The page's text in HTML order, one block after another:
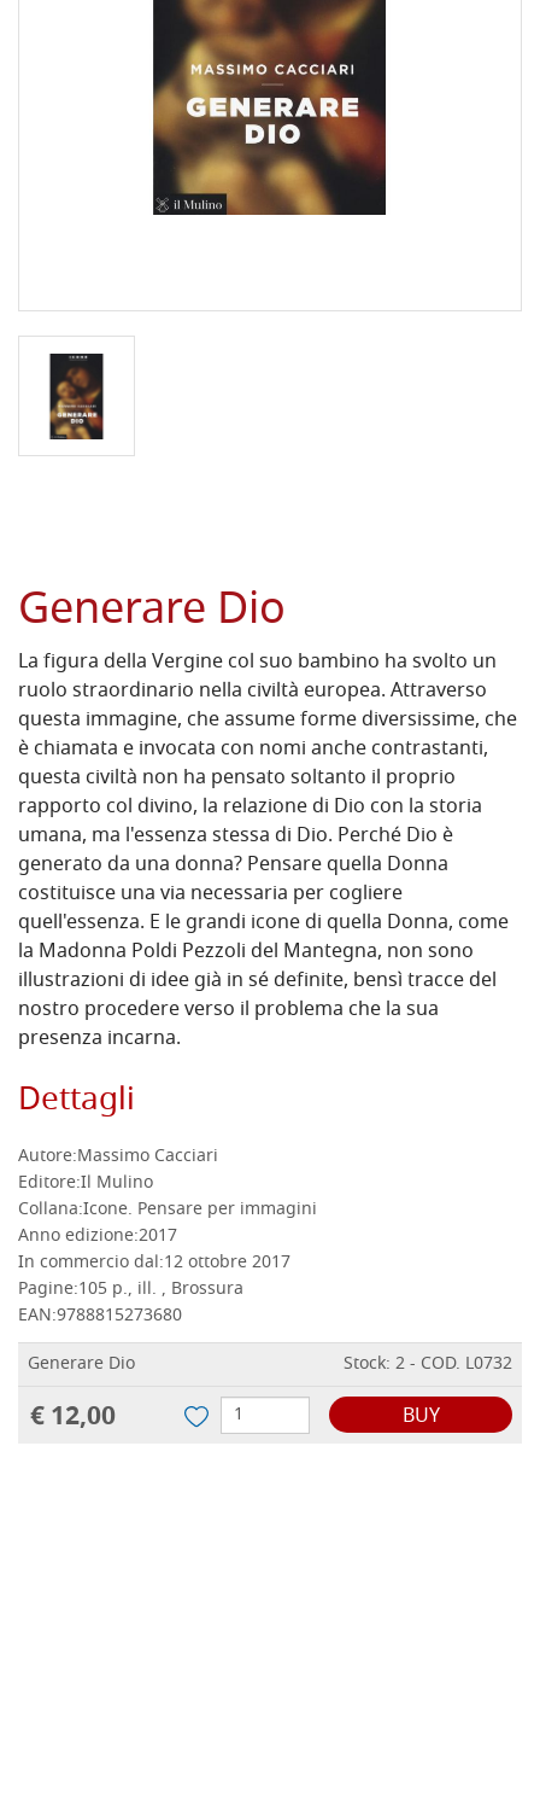
Generare Dio
La figura della Vergine col suo bambino ha svolto un
ruolo straordinario nella civiltà europea. Attraverso
questa immagine, che assume forme diversissime, che
è chiamata e invocata con nomi anche contrastanti,
questa civiltà non ha pensato soltanto il proprio
rapporto col divino, la relazione di Dio con la storia
umana, ma l'essenza stessa di Dio. Perché Dio è
generato da una donna? Pensare quella Donna
costituisce una via necessaria per cogliere
quell'essenza. E le grandi icone di quella Donna, come
la Madonna Poldi Pezzoli del Mantegna, non sono
illustrazioni di idee già in sé definite, bensì tracce del
nostro procedere verso il problema che la sua
presenza incarna.
Dettagli
Autore:Massimo Cacciari
Editore:Il Mulino
Collana:Icone. Pensare per immagini
Anno edizione:2017
In commercio dal:12 ottobre 2017
Pagine:105 p., ill. , Brossura
EAN:9788815273680
Generare Dio
Stock: 2 - COD. L0732
€ 12,00 BUY